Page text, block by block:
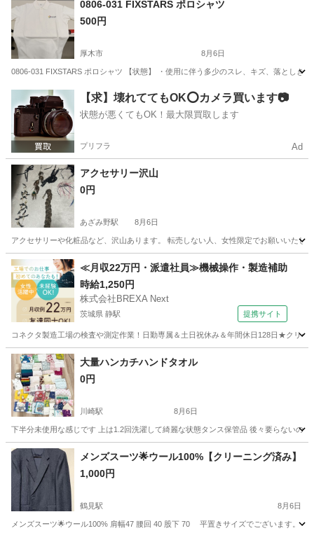
0806-031 FIXSTARS ポロシャツ
500円
厚木市 8月6日
0806-031 FIXSTARS ポロシャツ 【状態】 ・使用に伴う多少のスレ、キズ、落とし
神奈川 厚木市 ポロシャツ 現地
【求】壊れててもOK⭕️カメラ買います📷
状態が悪くてもOK！最大限買取します
プリフラ Ad
アクセサリー沢山
0円
あざみ野駅 8月6日
アクセサリーや化粧品など、沢山あります。 転売しない人、女性限定でお願いいたし
神奈川 横浜市 あざみ野駅 アクセサリー
≪月収22万円・派遣社員≫機械操作・製造補助
時給1,250円
株式会社BREXA Next
茨城県 静駅 提携サイト
コネクタ製造工場の検査や測定作業！日勤専属＆土日祝休み＆年間休日128日★クリ
茨城 常陸大宮市大量ハンカチハンドタオル
0円
川崎駅 8月6日
下半分未使用な感じです 上は1.2回洗濯して綺麗な状態タンス保管品 後々要らない
神奈川 川崎市 川崎駅 小物
メンズスーツ🌟ウール100%【クリーニング済み】
1,000円
鶴見駅 8月6日
メンズスーツ🌟ウール100% 肩幅47 腰回 40 股下 70 平置きサイズでございます。